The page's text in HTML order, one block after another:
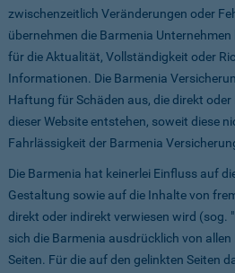
zwischenzeitlich Veränderungen oder
übernehmen die Barmenia
für die Aktualität, Vollständigkeit oder
Informationen. Die Barmenia
Haftung für Schäden aus, die direkt
dieser Website entstehen, soweit diese
Fahrlässigkeit der Barmenia
Die Barmenia hat keinerlei Einfluss auf
Gestaltung sowie auf die Inhalte von
direkt oder indirekt verwiesen wird (sog.
sich die Barmenia ausdrücklich von
Seiten. Für die auf den gelinkten Seiten